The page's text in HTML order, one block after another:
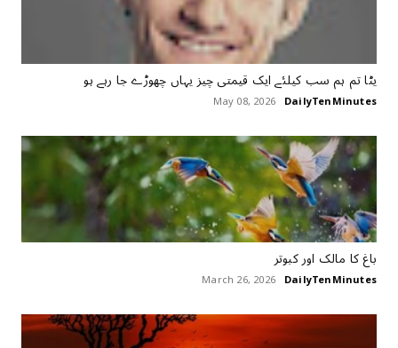
یٹا تم ہم سب کیلئے ایک قیمتی چیز یہاں چھوڑے جا رہے ہو
DailyTenMinutes
May 08, 2026
باغ کا مالک اور کبوتر
DailyTenMinutes
March 26, 2026